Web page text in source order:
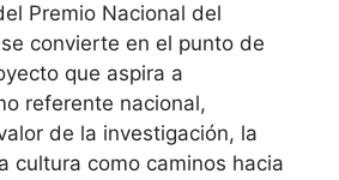
Premio Nacional del
convierte en el punto de
que aspira a
referente nacional,
de la investigación, la
cultura como caminos hacia